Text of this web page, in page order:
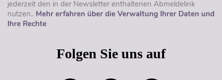
jederzeit den in der Newsletter enthaltenen Abmeldelink
nutzen.. Mehr erfahren über die Verwaltung Ihrer Daten und
Ihre Rechte
Folgen Sie uns auf